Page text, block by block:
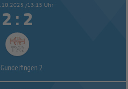
/13:15 Uhr
 : 
2